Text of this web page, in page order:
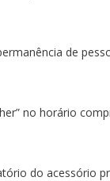
de
no horário
do acessório